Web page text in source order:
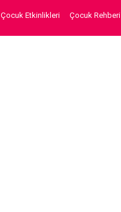
Çocuk Etkinlikleri Çocuk Rehberi